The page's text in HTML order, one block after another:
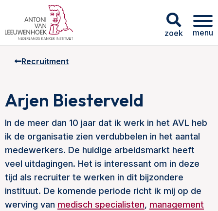
zoek menu
Recruitment
Arjen Biesterveld
In de meer dan 10 jaar dat ik werk in het AVL heb
ik de organisatie zien verdubbelen in het aantal
medewerkers. De huidige arbeidsmarkt heeft
veel uitdagingen. Het is interessant om in deze
tijd als recruiter te werken in dit bijzondere
instituut. De komende periode richt ik mij op de
werving van medisch specialisten, management